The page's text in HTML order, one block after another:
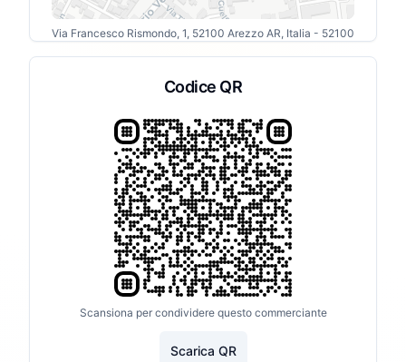
Via Francesco Rismondo, 1, 52100 Arezzo AR, Italia - 52100
Codice QR
Scansiona per condividere questo commerciante
Scarica QR